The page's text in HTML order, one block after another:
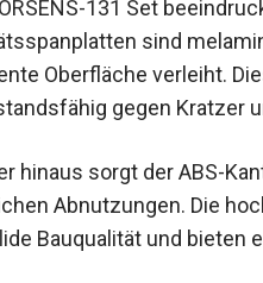
131 Set
sind
Oberfläche verleiht.
gegen Kratzer
hinaus sorgt der ABS-
Abnutzungen. Die
Bauqualität und bieten